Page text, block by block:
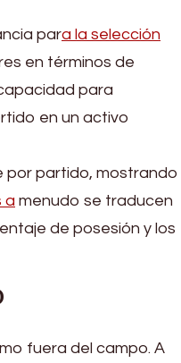
para la selección
en términos de
para
en un activo
por partido, mostrando
a menudo se traducen
de posesión y los
fuera del campo. A